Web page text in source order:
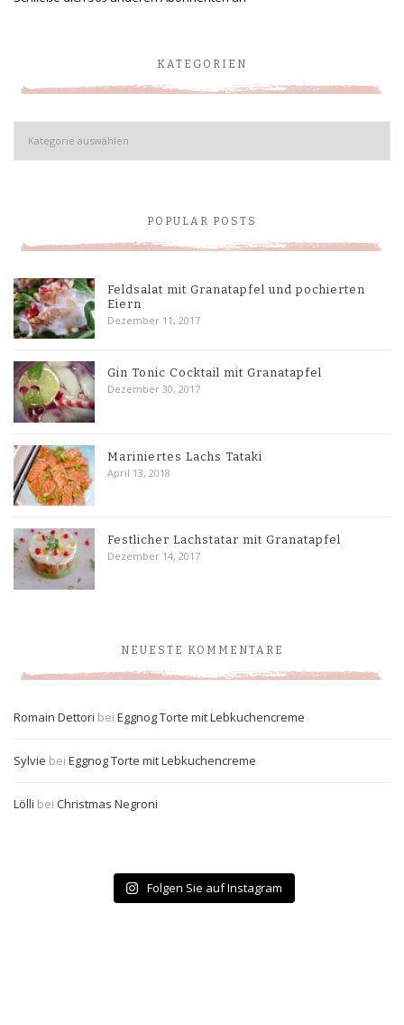
KATEGORIEN
Kategorien
POPULAR POSTS
Feldsalat mit Granatapfel und pochierten
Eiern
Dezember 11, 2017
Gin Tonic Cocktail mit Granatapfel
Dezember 30, 2017
Mariniertes Lachs Tataki
April 13, 2018
Festlicher Lachstatar mit Granatapfel
Dezember 14, 2017
NEUESTE KOMMENTARE
Romain Dettori bei Eggnog Torte mit Lebkuchencreme
Sylvie bei Eggnog Torte mit Lebkuchencreme
Lölli bei Christmas Negroni
Folgen Sie auf Instagram